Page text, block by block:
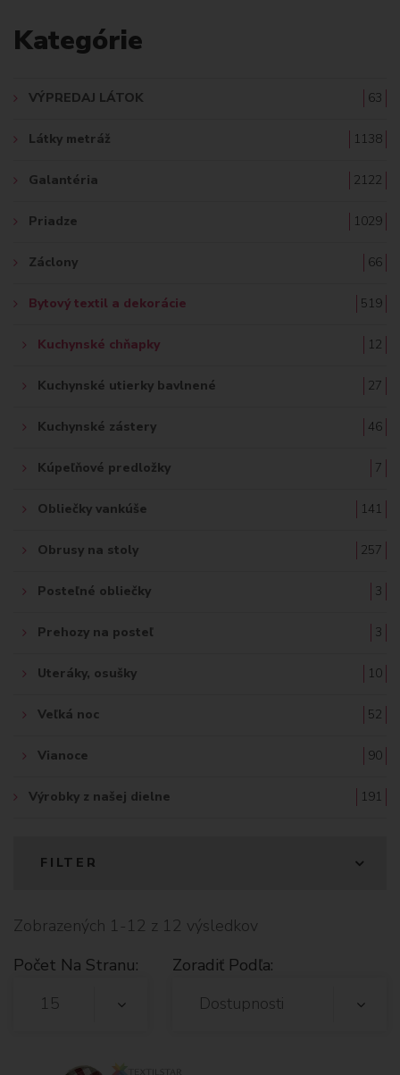
D
Kategórie
VÝPREDAJ LÁTOK 63
Látky metráž 1138
Galantéria 2122
Priadze 1029
Záclony 66
Bytový textil a dekorácie 519
Kuchynské chňapky 12
Kuchynské utierky bavlnené 27
Kuchynské zástery 46
Kúpeľňové predložky 7
Obliečky vankúše 141
Obrusy na stoly 257
Posteľné obliečky 3
Prehozy na posteľ 3
Uteráky, osušky 10
Veľká noc 52
Vianoce 90
Výrobky z našej dielne 191
FILTER
Zobrazených 1-12 z 12 výsledkov
Počet Na Stranu:
15
Zoradiť Podľa:
Dostupnosti